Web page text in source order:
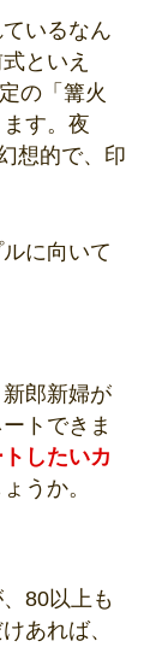
いるなん
といえ
の「篝火
す。夜
想的で、印
に向いて
郎新婦が
トできま
したいカ
うか。
80以上も
あれば、